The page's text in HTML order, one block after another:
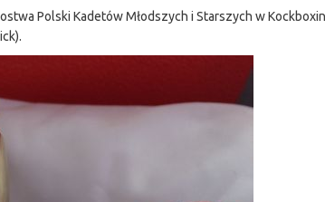
Polski Kadetów Młodszych i Starszych w